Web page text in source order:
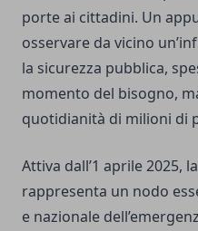
porte ai cittadini. Un
osservare da vicino
la sicurezza pubblica,
momento del bisogno,
quotidianità di milioni di
Attiva dall’1 aprile 2025,
rappresenta un nodo
e nazionale